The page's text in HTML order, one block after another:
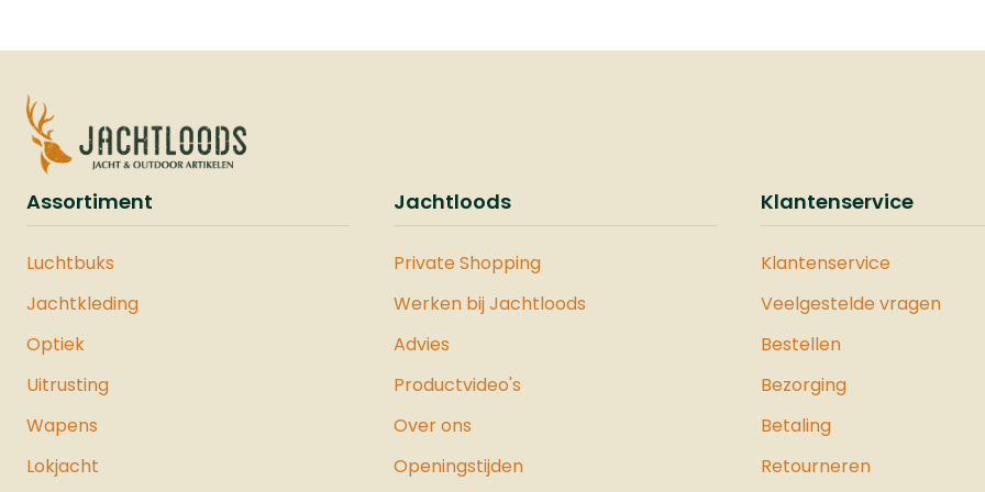
compatibel met .50 kaliber
munitie, waaronder
rubberen, stalen en
polymeer ballen, en is
ontworpen voor snelle en
efficiënte herlaadacties,
omstandigheden.Voor
verbeterde stabiliteit en
Shoulder Back een
Deze schoudersteun kan
eenvoudig op het pistool
Assortiment
Luchtbuks
Jachtkleding
Optiek
Uitrusting
Wapens
Lokjacht
Jachtloods
Private Shopping
Werken bij Jachtloods
Advies
Productvideo's
Over ons
Openingstijden
Klantenservice
Klantenservice
Veelgestelde vragen
Bestellen
Bezorging
Betaling
Retourneren